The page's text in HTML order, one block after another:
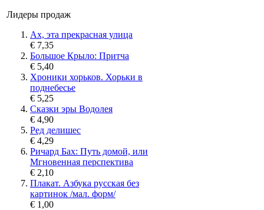
Лидеры продаж
Ах, эта прекрасная улица
€ 7,35
Большое Крыло: Притча
€ 5,40
Хроники хорьков. Хорьки в
поднебесье
€ 5,25
Сказки эры Водолея
€ 4,90
Ред делишес
€ 4,29
Ричард Бах: Путь домой, или
Мгновенная перспектива
€ 2,10
Плакат. Азбука русская без
картинок /мал. форм/
€ 1,00